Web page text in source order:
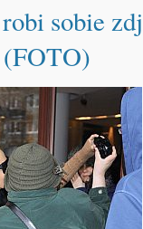
sobie